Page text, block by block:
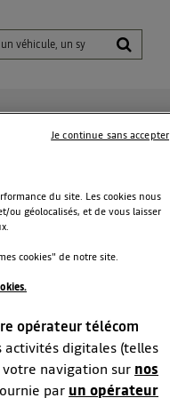
Merci
du site. Les cookies nous
géolocalisés, et de vous laisser
cookies" de notre site.
opérateur télécom
activités digitales (telles
navigation sur nos
par un opérateur
Je continue sans accepter